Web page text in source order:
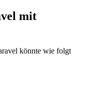
mit
könnte wie folgt